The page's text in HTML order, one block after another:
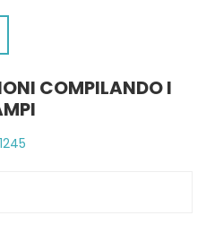
COMPILANDO I